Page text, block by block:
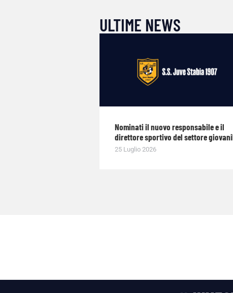
ULTIME NEWS
Nominati il nuovo responsabile e il
direttore sportivo del settore
25 Luglio 2026